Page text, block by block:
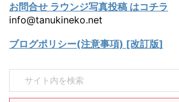
お問合せ ラウンジ写真投稿 はコチラ
info@tanukineko.net
ブログポリシー(注意事項) [改訂版]